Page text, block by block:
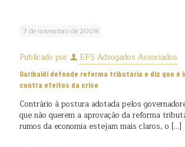
7 de novembro de 2008
Publicado por EFS Advogados Associados
Garibaldi defende reforma tributária e diz que é
contra efeitos da crise
Contrário à postura adotada pelos
que não querem a aprovação da reforma
rumos da economia estejam mais claros, o […]